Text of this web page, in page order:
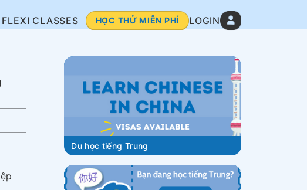
CLASSES HỌC THỬ MIỄN PHÍ LOGIN
Du học tiếng Trung